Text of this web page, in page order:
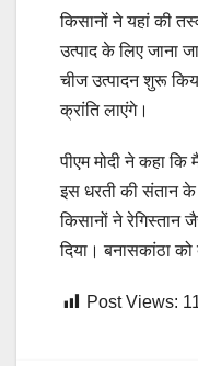
किसानों ने यहां की
उत्पाद के लिए जाना
चीज उत्पादन शुरू
क्रांति लाएंगे।
पीएम मोदी ने कहा
इस धरती की संतान
किसानों ने रेगिस्तान
दिया। बनासकांठा को
Post Views: